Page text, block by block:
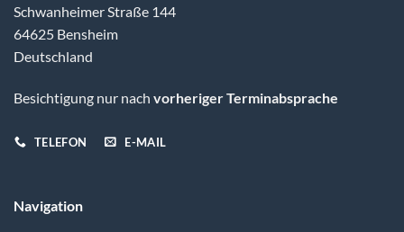
Schwanheimer Straße 144
64625 Bensheim
Deutschland
Besichtigung nur nach vorheriger Terminabsprache
TELEFON E-MAIL
Navigation